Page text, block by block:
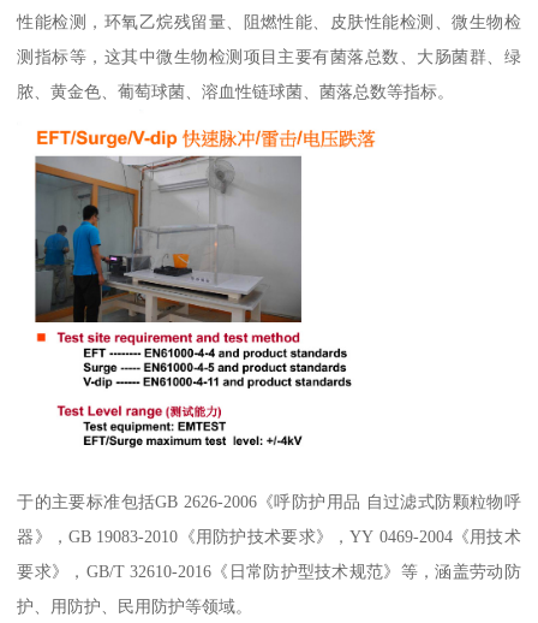
性能检测，环氧乙烷残留量、阻燃性能、皮肤性能检测、微生物检
测指标等，这其中微生物检测项目主要有菌落总数、大肠菌群、绿
脓、黄金色、葡萄球菌、溶血性链球菌、菌落总数等指标。
于的主要标准包括GB 2626-2006《呼防护用品 自过滤式防颗粒物呼
器》，GB 19083-2010《用防护技术要求》，YY 0469-2004《用技术
要求》，GB/T 32610-2016《日常防护型技术规范》等，涵盖劳动防
护、用防护、民用防护等领域。